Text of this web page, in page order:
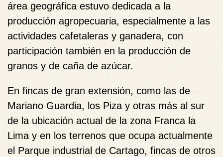
área geográfica estuvo dedicada a la
producción agropecuaria, especialmente a las
actividades cafetaleras y ganadera, con
participación también en la producción de
granos y de caña de azúcar.
En fincas de gran extensión, como las de
Mariano Guardia, los Piza y otras más al sur
de la ubicación actual de la zona Franca la
Lima y en los terrenos que ocupa actualmente
el Parque industrial de Cartago, fincas de otros